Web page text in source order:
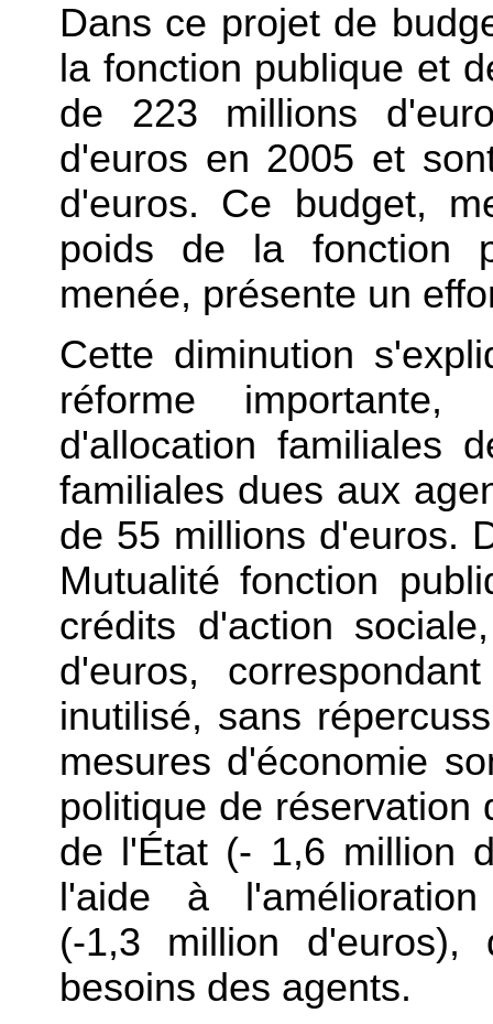
Dans ce projet de
la fonction publique et
de 223 millions
d'euros en 2005 et
d'euros. Ce budget,
poids de la fonction
menée, présente un
Cette diminution
réforme
d'allocation familiales
familiales dues aux
de 55 millions d'euros.
Mutualité fonction
crédits d'action
d'euros,
inutilisé, sans
mesures d'économie
politique de réservation
de l'État (- 1,6 million
l'aide à
(-1,3 million
besoins des agents.